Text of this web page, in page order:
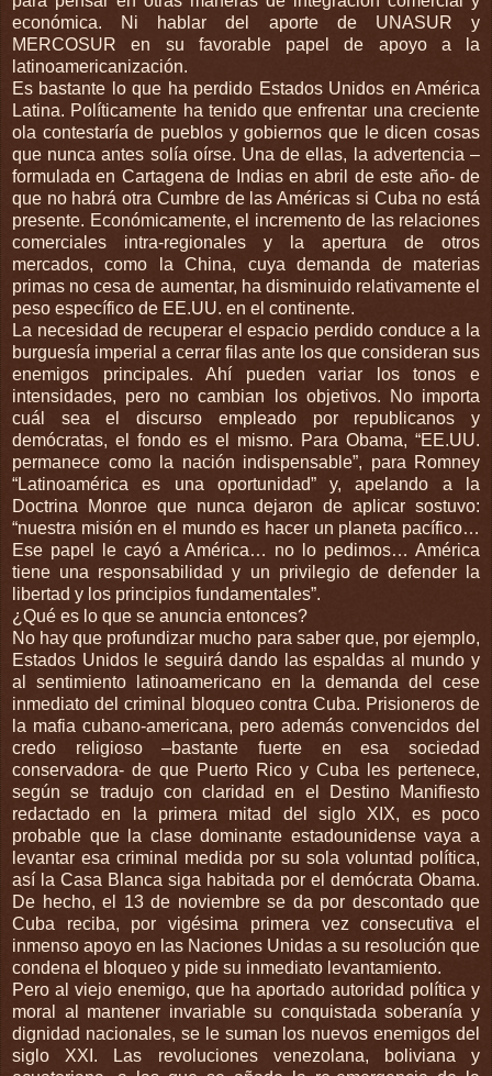
económica. Ni hablar del aporte de UNASUR y
MERCOSUR en su favorable papel de apoyo a la
latinoamericanización.
Es bastante lo que ha perdido Estados Unidos en América
Latina. Políticamente ha tenido que enfrentar una creciente
ola contestaría de pueblos y gobiernos que le dicen cosas
que nunca antes solía oírse. Una de ellas, la advertencia –
formulada en Cartagena de Indias en abril de este año- de
que no habrá otra Cumbre de las Américas si Cuba no está
presente. Económicamente, el incremento de las relaciones
comerciales intra-regionales y la apertura de otros
mercados, como la China, cuya demanda de materias
primas no cesa de aumentar, ha disminuido relativamente el
peso específico de EE.UU. en el continente.
La necesidad de recuperar el espacio perdido conduce a la
burguesía imperial a cerrar filas ante los que consideran sus
enemigos principales. Ahí pueden variar los tonos e
intensidades, pero no cambian los objetivos. No importa
cuál sea el discurso empleado por republicanos y
demócratas, el fondo es el mismo. Para Obama, “EE.UU.
permanece como la nación indispensable”, para Romney
“Latinoamérica es una oportunidad” y, apelando a la
Doctrina Monroe que nunca dejaron de aplicar sostuvo:
“nuestra misión en el mundo es hacer un planeta pacífico…
Ese papel le cayó a América… no lo pedimos… América
tiene una responsabilidad y un privilegio de defender la
libertad y los principios fundamentales”.
¿Qué es lo que se anuncia entonces?
No hay que profundizar mucho para saber que, por ejemplo,
Estados Unidos le seguirá dando las espaldas al mundo y
al sentimiento latinoamericano en la demanda del cese
inmediato del criminal bloqueo contra Cuba. Prisioneros de
la mafia cubano-americana, pero además convencidos del
credo religioso –bastante fuerte en esa sociedad
conservadora- de que Puerto Rico y Cuba les pertenece,
según se tradujo con claridad en el Destino Manifiesto
redactado en la primera mitad del siglo XIX, es poco
probable que la clase dominante estadounidense vaya a
levantar esa criminal medida por su sola voluntad política,
así la Casa Blanca siga habitada por el demócrata Obama.
De hecho, el 13 de noviembre se da por descontado que
Cuba reciba, por vigésima primera vez consecutiva el
inmenso apoyo en las Naciones Unidas a su resolución que
condena el bloqueo y pide su inmediato levantamiento.
Pero al viejo enemigo, que ha aportado autoridad política y
moral al mantener invariable su conquistada soberanía y
dignidad nacionales, se le suman los nuevos enemigos del
siglo XXI. Las revoluciones venezolana, boliviana y